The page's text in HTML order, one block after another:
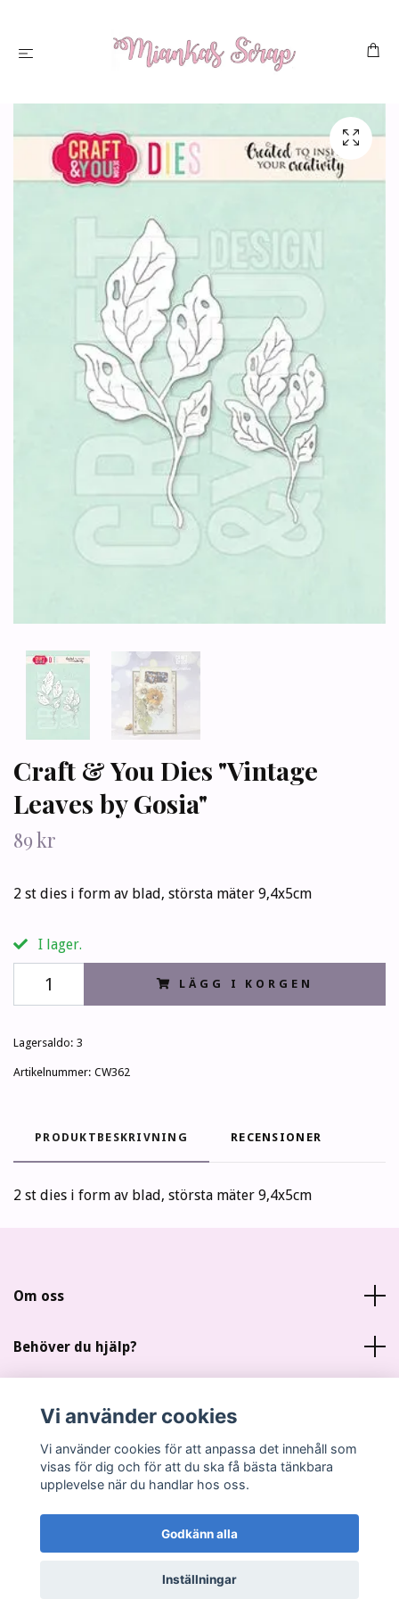
Craft & You Dies "Vintage
Leaves by Gosia"
89 kr
2 st dies i form av blad, största mäter 9,4x5cm
I lager.
LÄGG I KORGEN
Lagersaldo: 3
Artikelnummer: CW362
PRODUKTBESKRIVNING RECENSIONER
2 st dies i form av blad, största mäter 9,4x5cm
Om oss
Behöver du hjälp?
Sociala medier
© 2026 Miankas Scrap
Vi använder cookies
Vi använder cookies för att anpassa det innehåll som
visas för dig och för att du ska få bästa tänkbara
upplevelse när du handlar hos oss.
Godkänn alla
Inställningar